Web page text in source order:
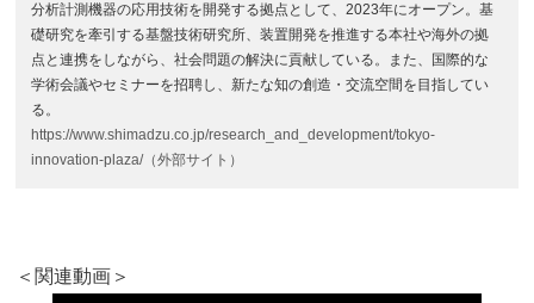
分析計測機器の応用技術を開発する拠点として、2023年にオープン。基
礎研究を牽引する基盤技術研究所、装置開発を推進する本社や海外の拠
点と連携をしながら、社会問題の解決に貢献している。また、国際的な
学術会議やセミナーを招聘し、新たな知の創造・交流空間を目指してい
る。
https://www.shimadzu.co.jp/research_and_development/tokyo-
innovation-plaza/（外部サイト）
＜関連動画＞